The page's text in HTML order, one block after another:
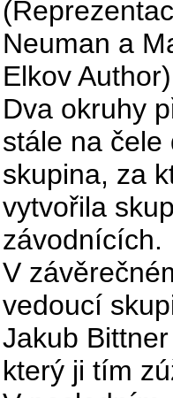
Neuman a
Elkov
Dva okruhy
stále na čele
skupina, za
vytvořila
závodnících.
V
vedoucí
Jakub
který ji tím